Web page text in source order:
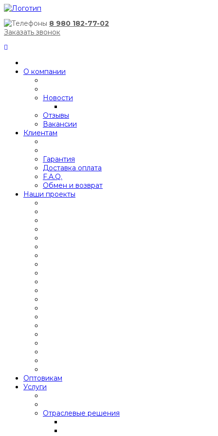
8 980 182-77-02
Заказать звонок
О компании
Новости
Отзывы
Вакансии
Клиентам
Гарантия
Доставка оплата
F.A.Q.
Обмен и возврат
Наши проекты
Оптовикам
Услуги
Отраслевые решения